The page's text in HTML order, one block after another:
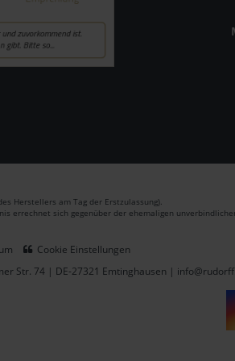
Herstellers am Tag der Erstzulassung).
errechnet sich gegenüber der ehemaligen
Cookie Einstellungen
Str. 74 | DE-27321 Emtinghausen |